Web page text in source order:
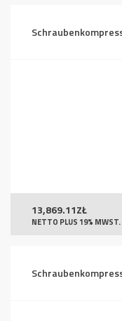
13,869.11ZŁ
NETTO PLUS 19% MWST.